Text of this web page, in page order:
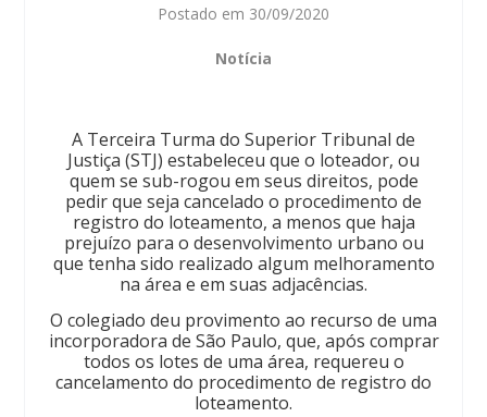
Postado em 30/09/2020
Notícia
A Terceira Turma do Superior Tribunal de
Justiça (STJ) estabeleceu que o loteador, ou
quem se sub-rogou em seus direitos, pode
pedir que seja cancelado o procedimento de
registro do loteamento, a menos que haja
prejuízo para o desenvolvimento urbano ou
que tenha sido realizado algum melhoramento
na área e em suas adjacências.
O colegiado deu provimento ao recurso de uma
incorporadora de São Paulo, que, após comprar
todos os lotes de uma área, requereu o
cancelamento do procedimento de registro do
loteamento.